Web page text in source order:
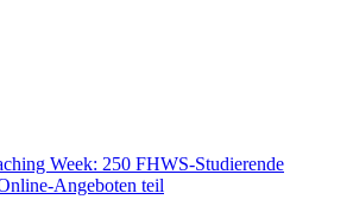
Week: 250 FHWS-Studierende
Angeboten teil